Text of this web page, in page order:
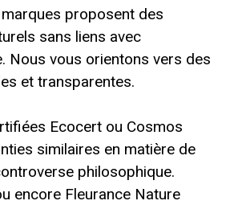
proposent des
sans liens avec
Nous vous orientons vers des
et transparentes.
Ecocert ou Cosmos
similaires en matière de
philosophique.
encore Fleurance Nature